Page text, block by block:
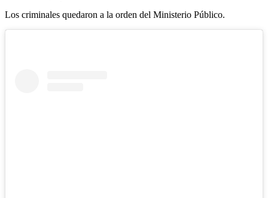
Los criminales quedaron a la orden del Ministerio Público.